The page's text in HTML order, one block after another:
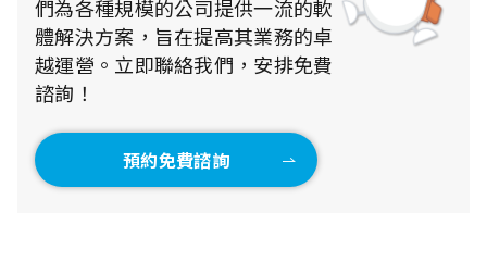
們為各種規模的公司提供一流的軟
體解決方案，旨在提高其業務的卓
越運營。立即聯絡我們，安排免費
諮詢！
預約免費諮詢